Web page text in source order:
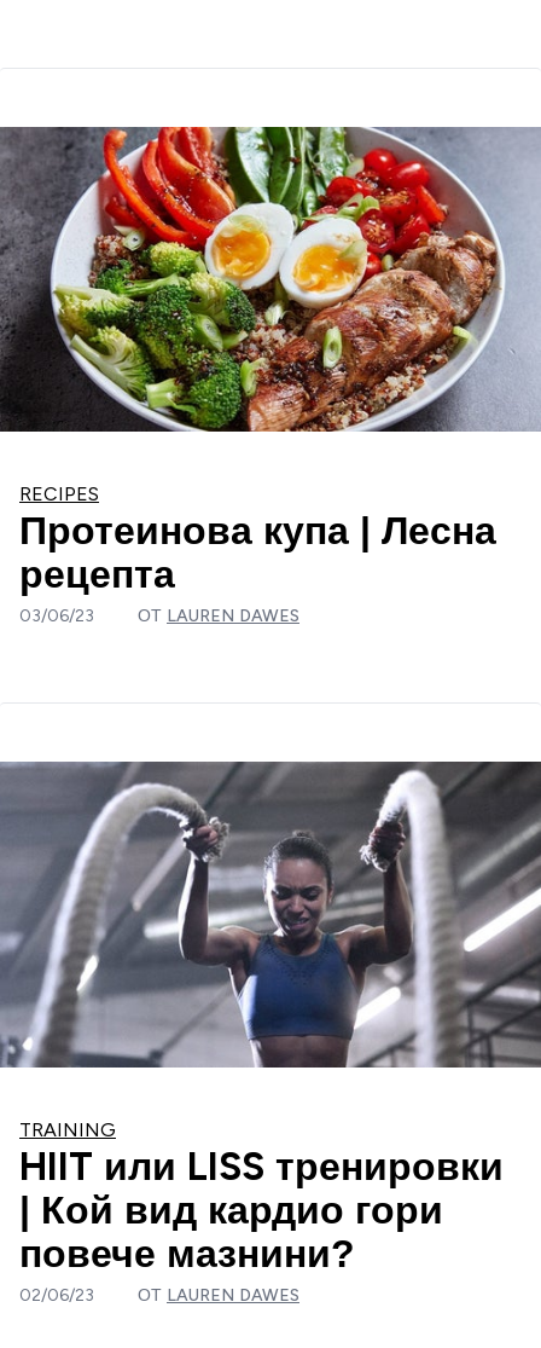
RECIPES
Протеинова купа | Лесна
рецепта
03/06/23 ОТ LAUREN DAWES
TRAINING
HIIT или LISS тренировки
| Кой вид кардио гори
повече мазнини?
02/06/23 ОТ LAUREN DAWES